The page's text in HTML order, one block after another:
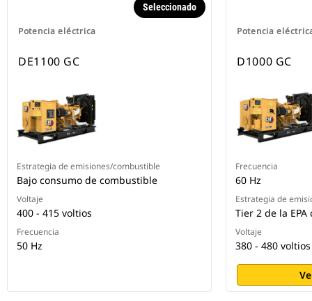
Potencia eléctrica
Seleccionado
DE1100 GC
Estrategia de emisiones/combustible
Bajo consumo de combustible
Voltaje
400 - 415 voltios
Frecuencia
50 Hz
Potencia
D1000 GC
Frecuencia
60 Hz
Estrategia de
Tier 2 de la EPA
Voltaje
380 - 480 voltios